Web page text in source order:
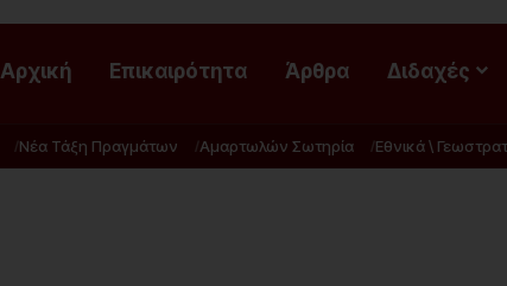
Αρχική Επικαιρότητα Άρθρα Διδαχές
Νέα Τάξη Πραγμάτων Αμαρτωλών Σωτηρία Εθνικά \